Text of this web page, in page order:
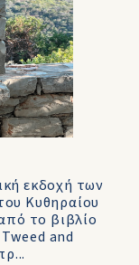
εκδοχή των
Κυθηραίου
το βιβλίο
and